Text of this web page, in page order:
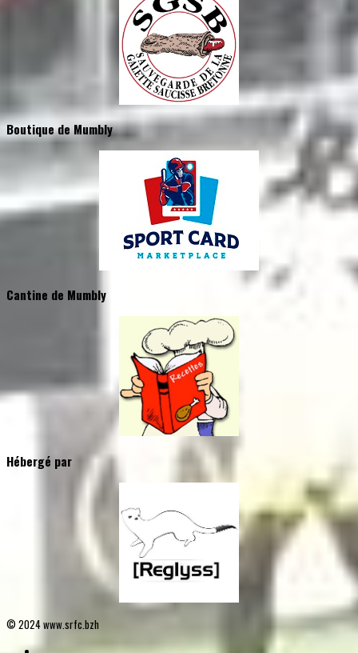
Boutique de Mumbly
Cantine de Mumbly
Hébergé par
© 2024 www.srfc.bzh